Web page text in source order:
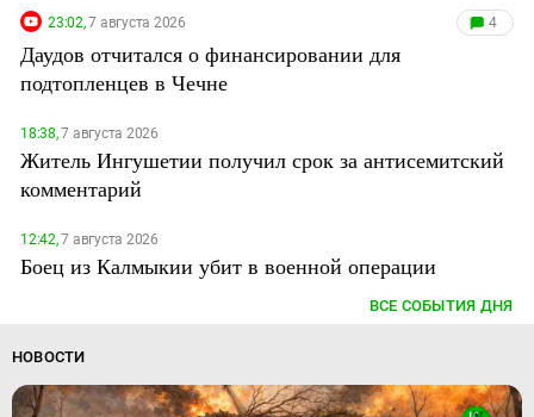
23:02,7 августа 2026 4
Даудов отчитался о финансировании для
подтопленцев в Чечне
18:38,7 августа 2026
Житель Ингушетии получил срок за антисемитский
комментарий
12:42,7 августа 2026
Боец из Калмыкии убит в военной операции
ВСЕ СОБЫТИЯ ДНЯ
НОВОСТИ